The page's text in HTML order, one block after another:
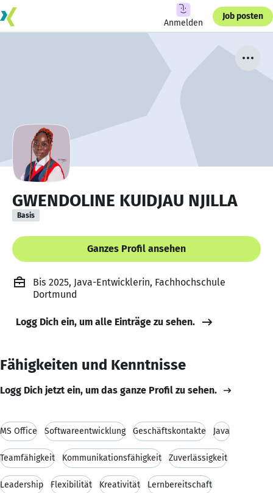
Anmelden
Job posten
GWENDOLINE KUIDJAU NJILLA
Basis
Ganzes Profil ansehen
Bis 2025, Java-Entwicklerin, Fachhochschule
Dortmund
Logg Dich ein, um alle Einträge zu sehen.
Fähigkeiten und Kenntnisse
Logg Dich jetzt ein, um das ganze Profil zu sehen.
MS Office Softwareentwicklung Geschäftskontakte Java
Teamfähigkeit Kommunikationsfähigkeit Zuverlässigkeit
Leadership Flexibilität Kreativität Lernbereitschaft